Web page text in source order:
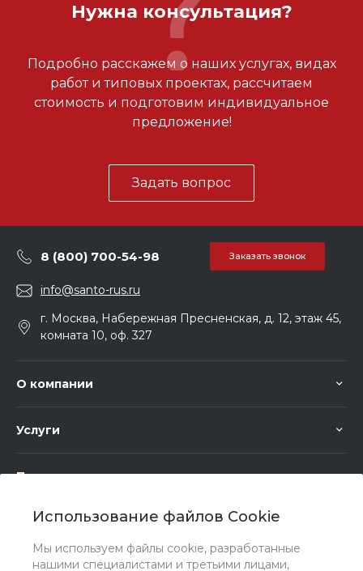
Использование файлов Cookie
Мы используем файлы cookie, разработанные
нашими специалистами и третьими лицами,
Нужна консультация?
Подробно расскажем о наших услугах, видах
работ и типовых проектах, рассчитаем
стоимость и подготовим индивидуальное
предложение!
Задать вопрос
8 (800) 700-54-98 Заказать звонок
info@santo-rus.ru
г. Москва, Набережная Пресненская, д. 12, этаж 45,
комната 10, оф. 327
О компании
Услуги
Помощь